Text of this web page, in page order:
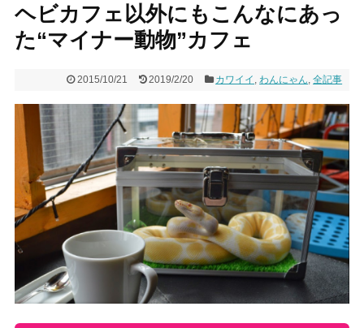
ヘビカフェ以外にもこんなにあっ
た“マイナー動物”カフェ
2015/10/21 2019/2/20 カワイイ わんにゃん ,全記事